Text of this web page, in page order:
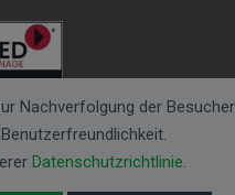
Nachverfolgung der Besucher
Datenschutzrichtlinie.